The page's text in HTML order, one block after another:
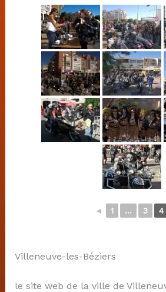
◄ 1 ... 3 4
Villeneuve-les-Béziers
le site web de la ville de